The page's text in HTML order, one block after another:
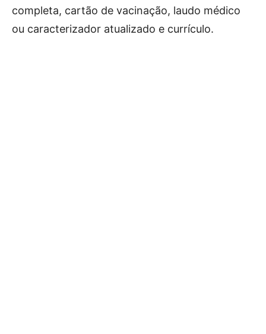
completa, cartão de vacinação, laudo médico
ou caracterizador atualizado e currículo.